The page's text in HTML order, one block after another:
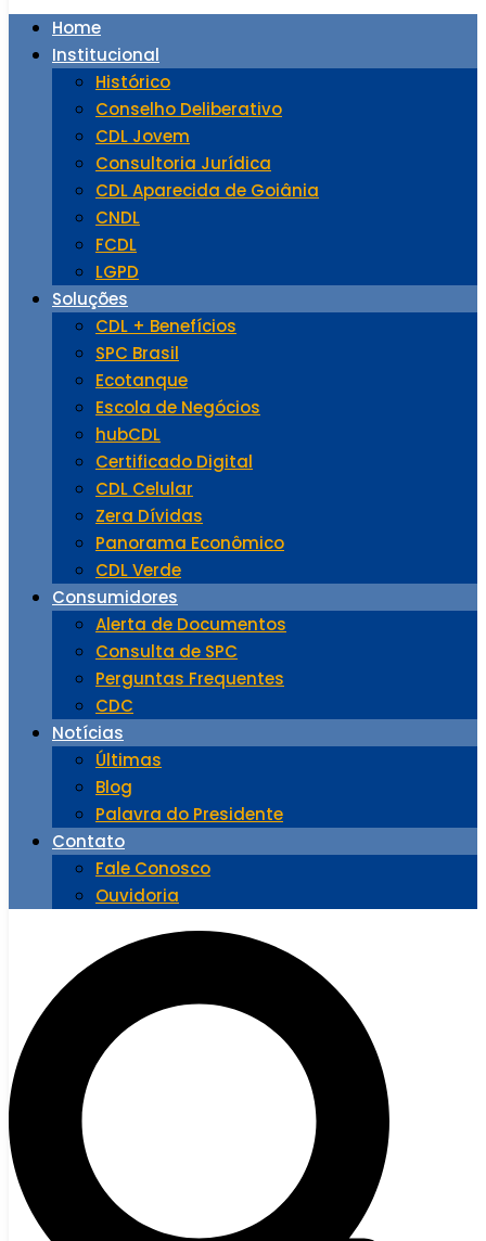
Home
Institucional
Histórico
Conselho Deliberativo
CDL Jovem
Consultoria Jurídica
CDL Aparecida de Goiânia
CNDL
FCDL
LGPD
Soluções
CDL + Benefícios
SPC Brasil
Ecotanque
Escola de Negócios
hubCDL
Certificado Digital
CDL Celular
Zera Dívidas
Panorama Econômico
CDL Verde
Consumidores
Alerta de Documentos
Consulta de SPC
Perguntas Frequentes
CDC
Notícias
Últimas
Blog
Palavra do Presidente
Contato
Fale Conosco
Ouvidoria